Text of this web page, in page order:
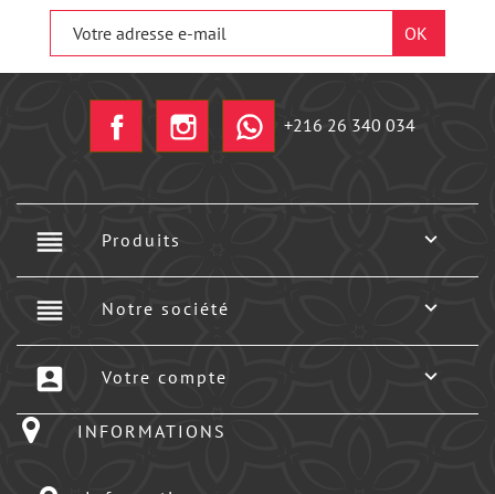
Facebook Instagram
+216 26 340 034
reorder Produits 
reorder Notre société 
account_box Votre compte 
INFORMATIONS